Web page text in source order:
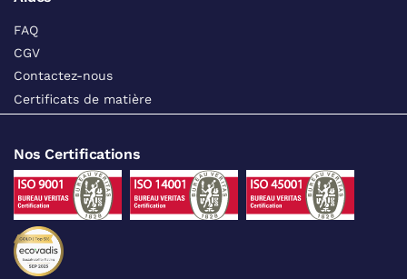
FAQ
CGV
Contactez-nous
Certificats de matière
Nos Certifications